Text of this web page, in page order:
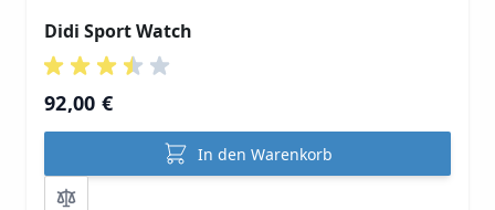
Didi Sport Watch
92,00 €
In den Warenkorb